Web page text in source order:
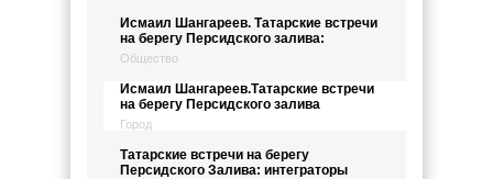
Исмаил Шангареев. Татарские встречи
на берегу Персидского залива:
Общество
Исмаил Шангареев.Татарские встречи
на берегу Персидского залива
Город
Татарские встречи на берегу
Персидского Залива: интеграторы